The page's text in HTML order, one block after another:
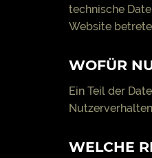
technische
Website
WOFÜR
Ein Teil der
WELCHE